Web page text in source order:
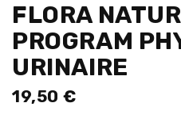
FLORA
PROGRAM
URINAIRE
19,50 €